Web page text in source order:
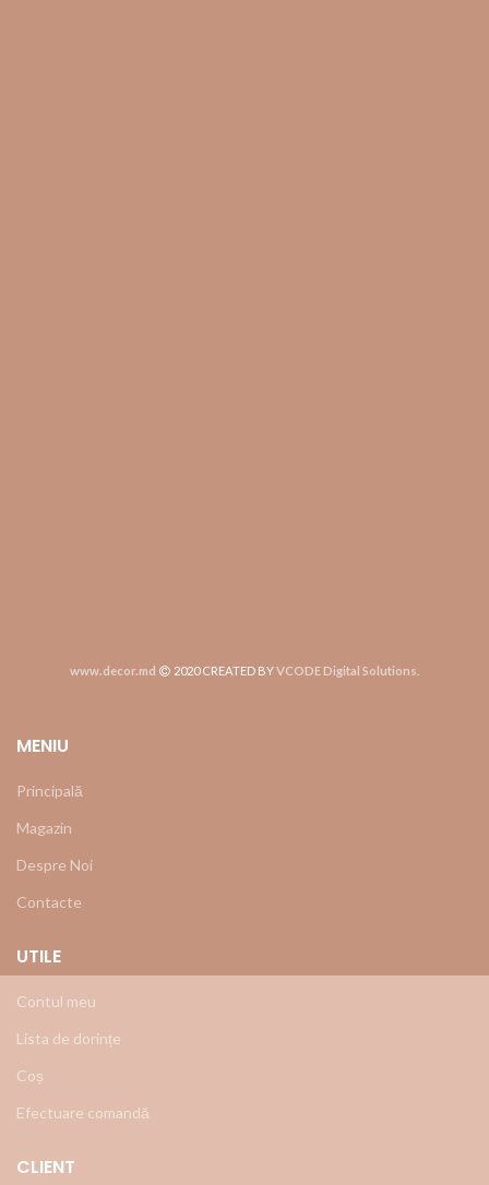
www.decor.md 2020 CREATED BYVCODE Digital Solutions
MENIU
Principală
Magazin
Despre Noi
Contacte
UTILE
Contul meu
Lista de dorințe
Coș
Efectuare comandă
CLIENT